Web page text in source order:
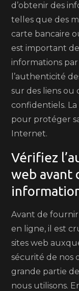
d’obtenir des
telles que des
carte bancaire
est important
informations
l’authenticité
sur des liens ou
confidentiels.
pour protéger
Internet.
Vérifiez
web avant
Avant de
en ligne, il est
sites web
sécurité de nos
grande partie
nous utilisons.